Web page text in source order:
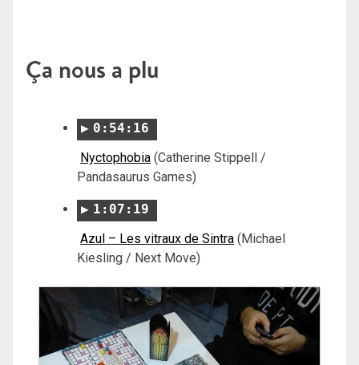
Ça nous a plu
0:54:16
Nyctophobia (Catherine Stippell /
Pandasaurus Games)
1:07:19
Azul – Les vitraux de Sintra (Michael
Kiesling / Next Move)